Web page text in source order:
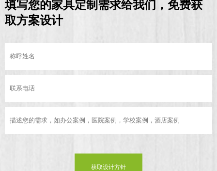
填写您的家具定制需求给我们，免费获
取方案设计
获取设计方针